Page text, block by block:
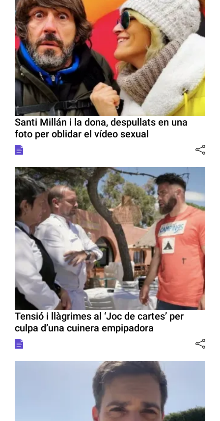
Santi Millán i la dona, despullats en una
foto per oblidar el vídeo sexual
Tensió i llàgrimes al ‘Joc de cartes’ per
culpa d’una cuinera empipadora